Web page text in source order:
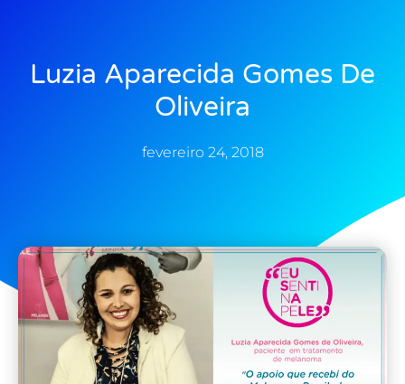
Luzia Aparecida Gomes De
Oliveira
fevereiro 24, 2018